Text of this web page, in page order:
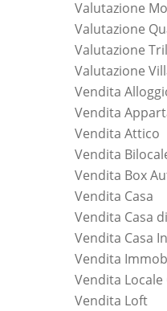
Valutazione
Valutazione
Valutazione
Valutazione
Vendita
Vendita
Vendita Attico
Vendita
Vendita Box
Vendita Casa
Vendita Casa
Vendita Casa
Vendita
Vendita
Vendita Loft